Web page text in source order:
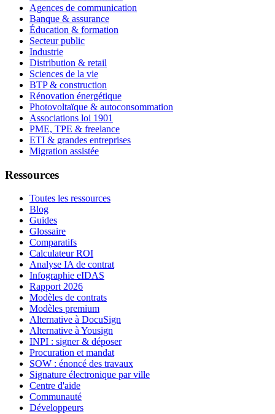
Agences de communication
Banque & assurance
Éducation & formation
Secteur public
Industrie
Distribution & retail
Sciences de la vie
BTP & construction
Rénovation énergétique
Photovoltaïque & autoconsommation
Associations loi 1901
PME, TPE & freelance
ETI & grandes entreprises
Migration assistée
Ressources
Toutes les ressources
Blog
Guides
Glossaire
Comparatifs
Calculateur ROI
Analyse IA de contrat
Infographie eIDAS
Rapport 2026
Modèles de contrats
Modèles premium
Alternative à DocuSign
Alternative à Yousign
INPI : signer & déposer
Procuration et mandat
SOW : énoncé des travaux
Signature électronique par ville
Centre d'aide
Communauté
Développeurs